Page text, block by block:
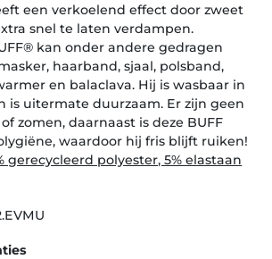
een verkoelend effect door zweet
snel te laten verdampen.
kan onder andere gedragen
haarband, sjaal, polsband,
en balaclava. Hij is wasbaar in
is uitermate duurzaam. Er zijn geen
zomen, daarnaast is deze BUFF
waardoor hij fris blijft ruiken!
gerecycleerd polyester, 5% elastaan